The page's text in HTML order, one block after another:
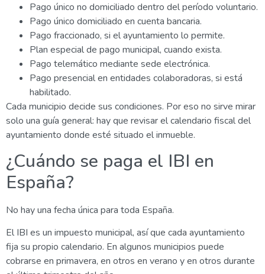
Pago único no domiciliado dentro del período voluntario.
Pago único domiciliado en cuenta bancaria.
Pago fraccionado, si el ayuntamiento lo permite.
Plan especial de pago municipal, cuando exista.
Pago telemático mediante sede electrónica.
Pago presencial en entidades colaboradoras, si está
habilitado.
Cada municipio decide sus condiciones. Por eso no sirve mirar
solo una guía general: hay que revisar el calendario fiscal del
ayuntamiento donde esté situado el inmueble.
¿Cuándo se paga el IBI en
España?
No hay una fecha única para toda España.
El IBI es un impuesto municipal, así que cada ayuntamiento
fija su propio calendario. En algunos municipios puede
cobrarse en primavera, en otros en verano y en otros durante